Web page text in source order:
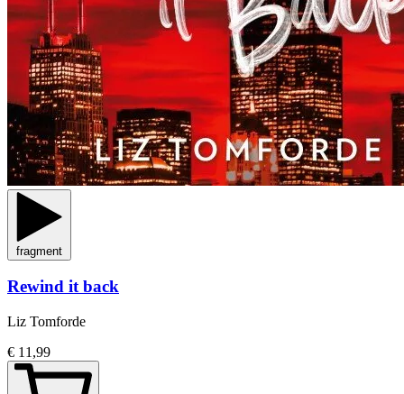
fragment
Rewind it back
Liz Tomforde
€ 11,99